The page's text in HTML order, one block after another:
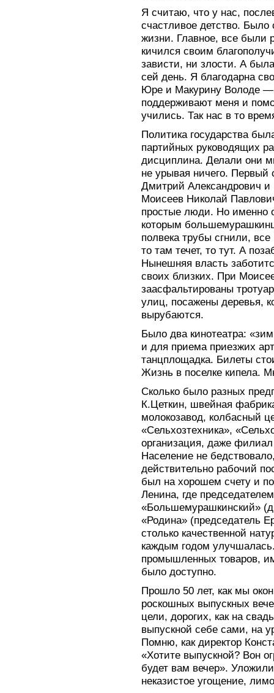
Я считаю, что у нас,
счастливое детство. Было
жизни. Главное, все были
кичился своим
зависти, ни злости. А
сей день. Я благодарна
Юре и Макурину Володе —
поддерживают меня и
учились. Так нас в то
Политика государства
партийных руководящих
дисциплина. Делали они
не урывая ничего. Первый
Дмитрий Александрович и
Моисеев Николай
простые люди. Но именно
которым
полвека трубы сгнили,
то там течет, то тут. А
Нынешняя власть
своих близких. При
заасфальтированы
улиц, посажены деревья,
вырубаются.
Было два кинотеатра:
и для приема приезжих
танцплощадка. Билеты
Жизнь в поселке кипела.
Сколько было разных
К.Цеткин, швейная
молокозавод, колбасный
«Сельхозтехника»,
организация, даже филиал
Население не
действительно рабочий
был на хорошем счету и
Ленина, где
«Большемурашкинский»
«Родина» (председатель
столько качественной
каждым годом
промышленных товаров,
было доступно.
Прошло 50 лет, как мы
роскошных выпускных
цели, дорогих, как на
выпускной себе сами, на
Помню, как директор
«Хотите выпускной? Вон
будет вам вечер».
неказистое угощение,